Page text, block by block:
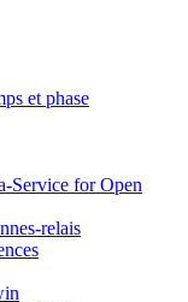
et phase
Service for Open
relais